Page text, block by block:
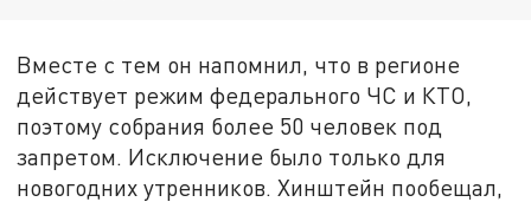
Вместе с тем он напомнил, что в регионе
действует режим федерального ЧС и КТО,
поэтому собрания более 50 человек под
запретом. Исключение было только для
новогодних утренников. Хинштейн пообещал,